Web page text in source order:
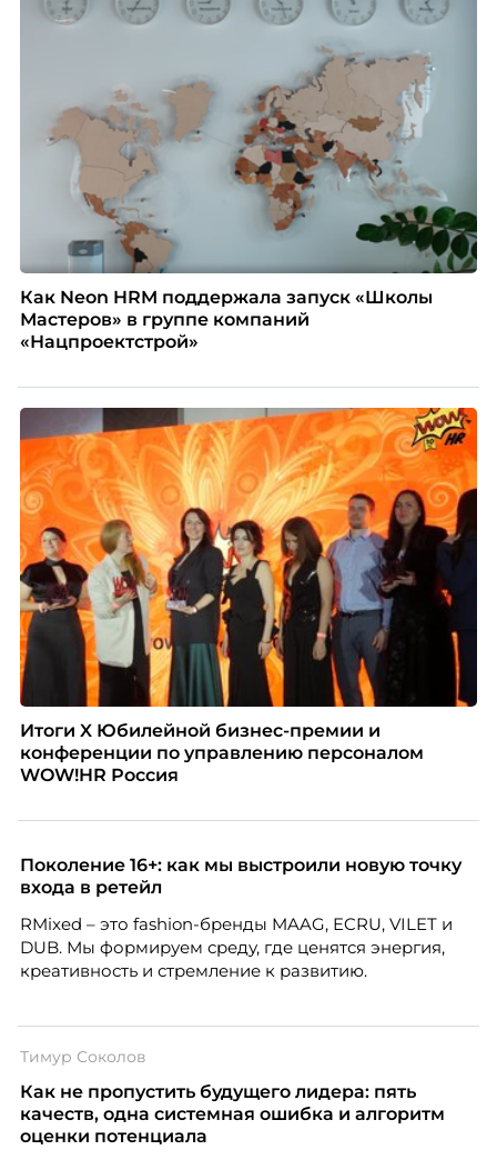
Как Neon HRM поддержала запуск «Школы
Мастеров» в группе компаний
«Нацпроектстрой»
Итоги X Юбилейной бизнес-премии и
конференции по управлению персоналом
WOW!HR Россия
Поколение 16+: как мы выстроили новую точку
входа в ретейл
RMixed – это fashion-бренды MAAG, ECRU, VILET и
DUB. Мы формируем среду, где ценятся энергия,
креативность и стремление к развитию.
Тимур Соколов
Как не пропустить будущего лидера: пять
качеств, одна системная ошибка и алгоритм
оценки потенциала